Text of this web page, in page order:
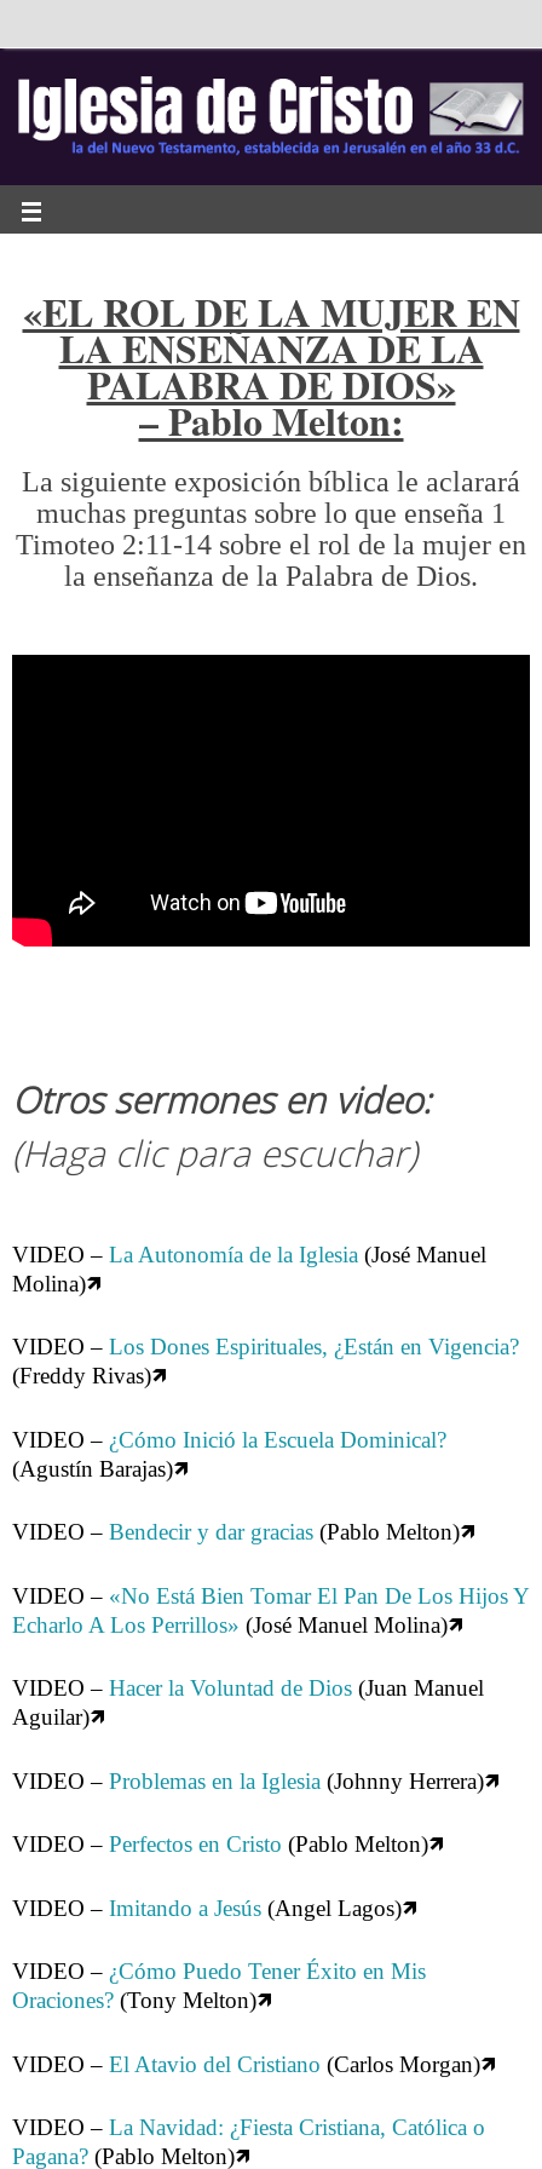
«EL ROL DE LA MUJER EN
LA ENSEÑANZA DE LA
PALABRA DE DIOS»
– Pablo Melton:
La siguiente exposición bíblica le aclarará
muchas preguntas sobre lo que enseña 1
Timoteo 2:11-14 sobre el rol de la mujer en
la enseñanza de la Palabra de Dios.
Otros sermones en video:
(Haga clic para escuchar)
VIDEO – La Autonomía de la Iglesia (José Manuel
Molina)🡽
VIDEO – Los Dones Espirituales, ¿Están en Vigencia?
(Freddy Rivas)🡽
VIDEO – ¿Cómo Inició la Escuela Dominical?
(Agustín Barajas)🡽
VIDEO – Bendecir y dar gracias (Pablo Melton)🡽
VIDEO – «No Está Bien Tomar El Pan De Los Hijos Y
Echarlo A Los Perrillos» (José Manuel Molina)🡽
VIDEO – Hacer la Voluntad de Dios (Juan Manuel
Aguilar)🡽
VIDEO – Problemas en la Iglesia (Johnny Herrera)🡽
VIDEO – Perfectos en Cristo (Pablo Melton)🡽
VIDEO – Imitando a Jesús (Angel Lagos)🡽
VIDEO – ¿Cómo Puedo Tener Éxito en Mis
Oraciones? (Tony Melton)🡽
VIDEO – El Atavio del Cristiano (Carlos Morgan)🡽
VIDEO – La Navidad: ¿Fiesta Cristiana, Católica o
Pagana? (Pablo Melton)🡽